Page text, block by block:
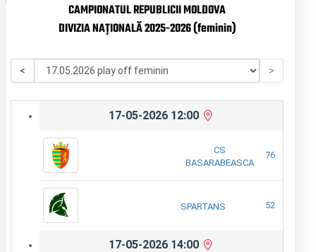
CAMPIONATUL REPUBLICII MOLDOVA
DIVIZIA NAȚIONALĂ 2025-2026 (feminin)
< >
17-05-2026 12:00
CS
BASARABEASCA
76
SPARTANS 52
17-05-2026 14:00